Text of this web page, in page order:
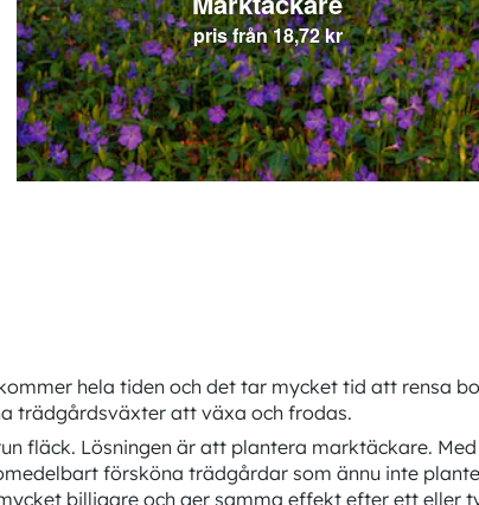
pris från18,72 kr
hela tiden och det tar mycket tid att rensa
trädgårdsväxter att växa och frodas.
fläck. Lösningen är att plantera marktäckare.
försköna trädgårdar som ännu inte
billigare och ger samma effekt efter ett eller